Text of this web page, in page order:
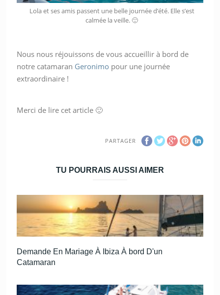
Lola et ses amis passent une belle journée d’été. Elle s’est
calmée la veille. 🙂
Nous nous réjouissons de vous accueillir à bord de
notre catamaran Geronimo pour une journée
extraordinaire !
Merci de lire cet article 🙂
PARTAGER
TU POURRAIS AUSSI AIMER
Demande En Mariage À Ibiza À bord D'un
Catamaran